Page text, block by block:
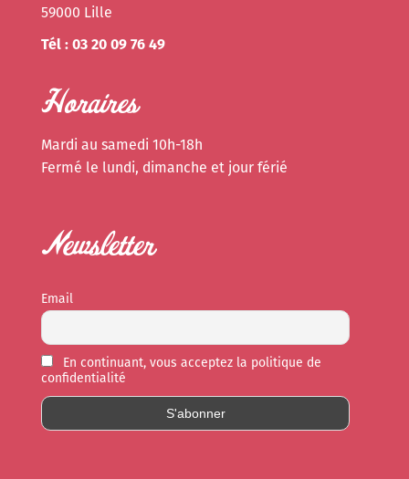
59000 Lille
Tél : 03 20 09 76 49
Horaires
Mardi au samedi 10h-18h
Fermé le lundi, dimanche et jour férié
Newsletter
Email
En continuant, vous acceptez la politique de
confidentialité